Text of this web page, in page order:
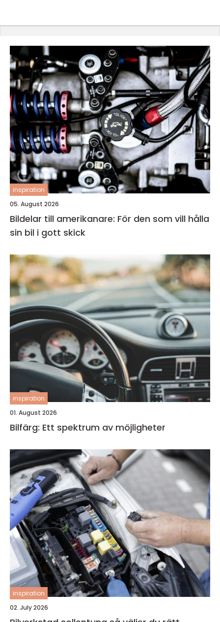
inspiration
05. August 2026
Bildelar till amerikanare: För den som vill hålla
sin bil i gott skick
inspiration
01. August 2026
Bilfärg: Ett spektrum av möjligheter
inspiration
02. July 2026